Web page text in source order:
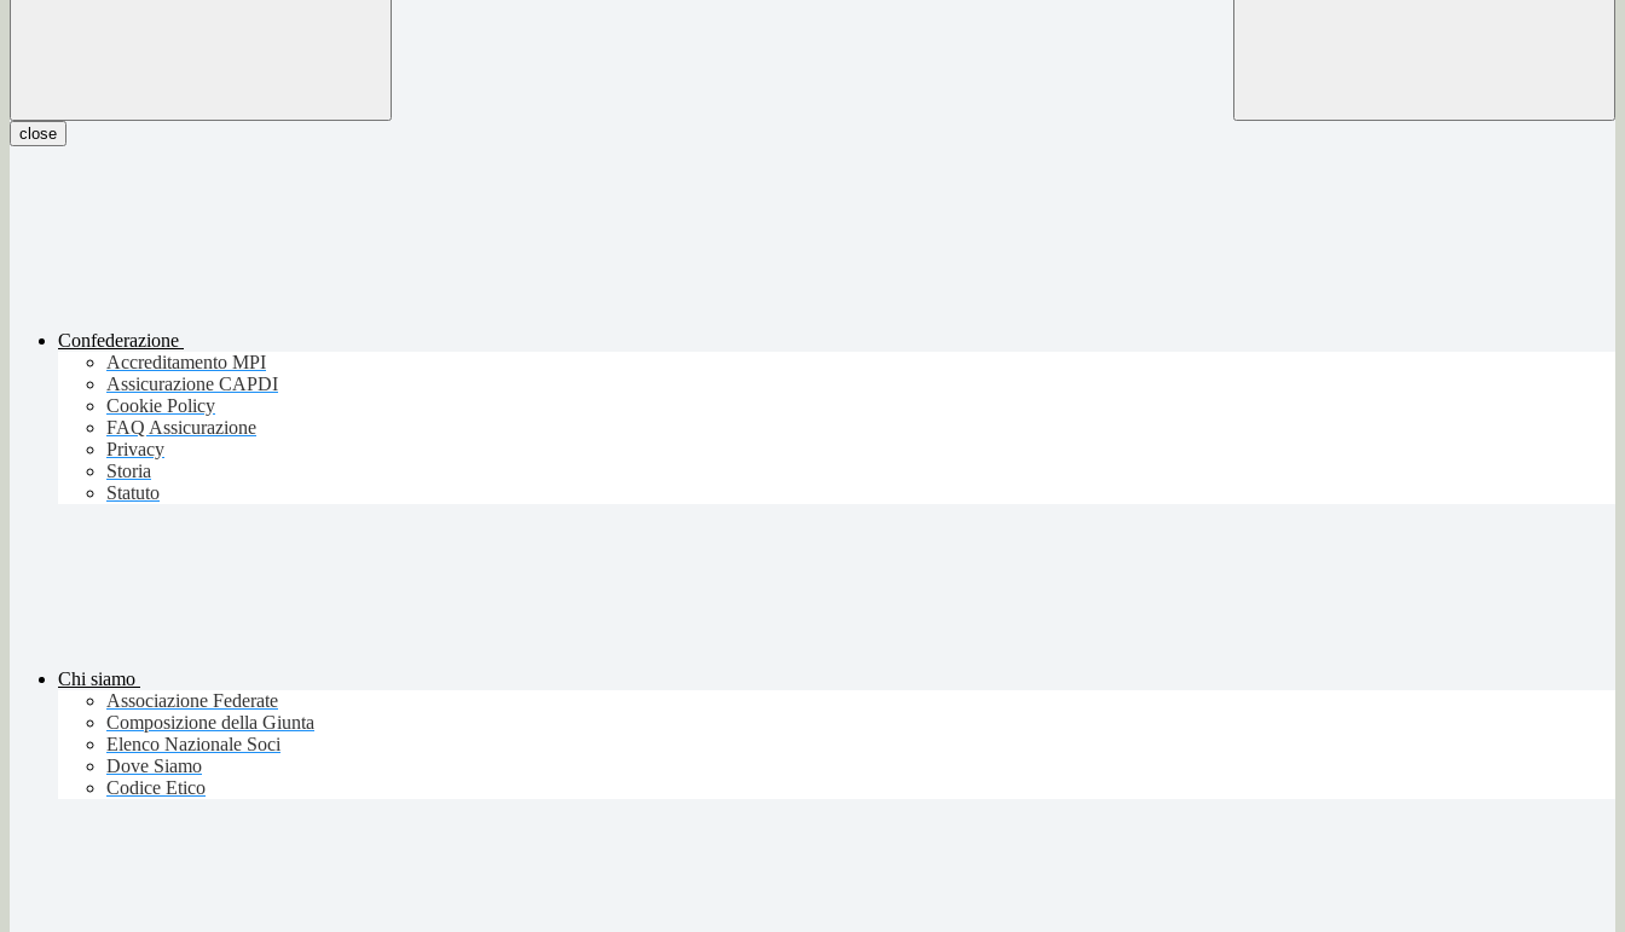
close
Confederazione
Accreditamento MPI
Assicurazione CAPDI
Cookie Policy
FAQ Assicurazione
Privacy
Storia
Statuto
Chi siamo
Associazione Federate
Composizione della Giunta
Elenco Nazionale Soci
Dove Siamo
Codice Etico